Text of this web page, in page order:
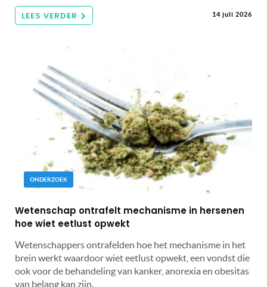
LEES VERDER 14 juli 2026
ONDERZOEK
Wetenschap ontrafelt mechanisme in hersenen
hoe wiet eetlust opwekt
Wetenschappers ontrafelden hoe het mechanisme in het
brein werkt waardoor wiet eetlust opwekt, een vondst die
ook voor de behandeling van kanker, anorexia en obesitas
van belang kan zijn.